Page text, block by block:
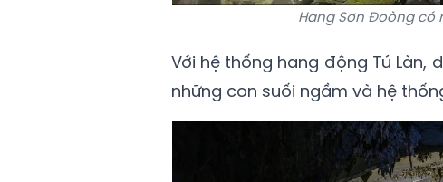
Hang Sơn Đoòng có
Với hệ thống hang động Tú Làn,
những con suối ngầm và hệ